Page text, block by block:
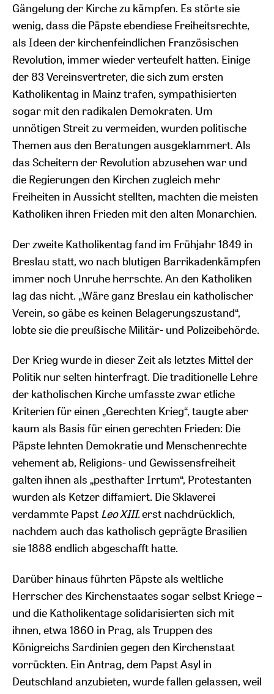
Gängelung der Kirche zu kämpfen. Es störte sie
wenig, dass die Päpste ebendiese Freiheitsrechte,
als Ideen der kirchenfeindlichen Französischen
Revolution, immer wieder verteufelt hatten. Einige
der 83 Vereinsvertreter, die sich zum ersten
Katholikentag in Mainz trafen, sympathisierten
sogar mit den radikalen Demokraten. Um
unnötigen Streit zu vermeiden, wurden politische
Themen aus den Beratungen ausgeklammert. Als
das Scheitern der Revolution abzusehen war und
die Regierungen den Kirchen zugleich mehr
Freiheiten in Aussicht stellten, machten die meisten
Katholiken ihren Frieden mit den alten Monarchien.
Der zweite Katholikentag fand im Frühjahr 1849 in
Breslau statt, wo nach blutigen Barrikadenkämpfen
immer noch Unruhe herrschte. An den Katholiken
lag das nicht. „Wäre ganz Breslau ein katholischer
Verein, so gäbe es keinen Belagerungszustand“,
lobte sie die preußische Militär- und Polizeibehörde.
Der Krieg wurde in dieser Zeit als letztes Mittel der
Politik nur selten hinterfragt. Die traditionelle Lehre
der katholischen Kirche umfasste zwar etliche
Kriterien für einen „Gerechten Krieg“, taugte aber
kaum als Basis für einen gerechten Frieden: Die
Päpste lehnten Demokratie und Menschenrechte
vehement ab, Religions- und Gewissensfreiheit
galten ihnen als „pesthafter Irrtum“, Protestanten
wurden als Ketzer diffamiert. Die Sklaverei
verdammte Papst Leo XIII.erst nachdrücklich,
nachdem auch das katholisch geprägte Brasilien
sie 1888 endlich abgeschafft hatte.
Darüber hinaus führten Päpste als weltliche
Herrscher des Kirchenstaates sogar selbst Kriege –
und die Katholikentage solidarisierten sich mit
ihnen, etwa 1860 in Prag, als Truppen des
Königreichs Sardinien gegen den Kirchenstaat
vorrückten. Ein Antrag, dem Papst Asyl in
Deutschland anzubieten, wurde fallen gelassen, weil